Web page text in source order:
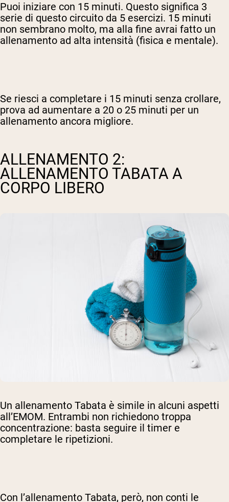
Puoi iniziare con 15 minuti. Questo significa 3
serie di questo circuito da 5 esercizi. 15 minuti
non sembrano molto, ma alla fine avrai fatto un
allenamento ad alta intensità (fisica e mentale).
Se riesci a completare i 15 minuti senza crollare,
prova ad aumentare a 20 o 25 minuti per un
allenamento ancora migliore.
ALLENAMENTO 2:
ALLENAMENTO TABATA A
CORPO LIBERO
Un allenamento Tabata è simile in alcuni aspetti
all’EMOM. Entrambi non richiedono troppa
concentrazione: basta seguire il timer e
completare le ripetizioni.
Con l’allenamento Tabata, però, non conti le